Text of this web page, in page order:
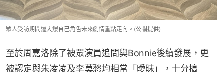
眾人受訪期間還大爆自己角色未來劇情重點走向。(公關提供)
至於周嘉洛除了被眾演員追問與Bonnie後續發展，更
被認定與朱凌凌及李莫愁均相當「曖昧」，十分搞